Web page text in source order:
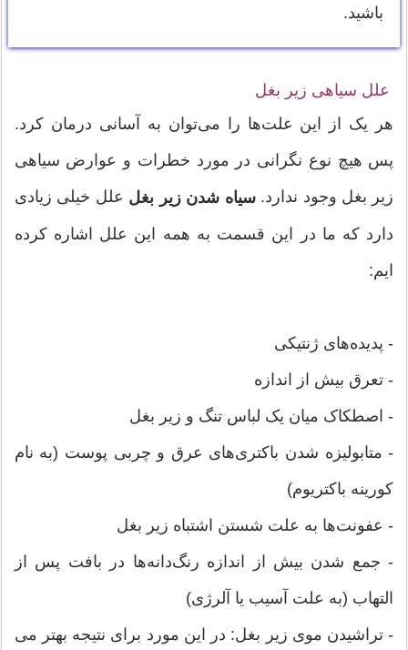
باشید.
علل سیاهی زیر بغل
هر یک از این علت‌ها را می‌توان به آسانی درمان کرد.
پس هیچ نوع نگرانی در مورد خطرات و عوارض سیاهی
زیر بغل وجود ندارد.سیاه شدن زیر بغل علل خیلی زیادی
دارد که ما در این قسمت به همه این علل اشاره کرده
ایم:
- پدیده‌های ژنتیکی
- تعرق بیش از اندازه
- اصطکاک میان یک لباس تنگ و زیر بغل
- متابولیزه شدن باکتری‌های عرق و چربی پوست (به نام
کورینه باکتریوم)
- عفونت‌ها به علت شستن اشتباه زیر بغل
- جمع شدن بیش از اندازه رنگ‌دانه‌ها در بافت پس از
التهاب (به علت آسیب یا آلرژی)
- تراشیدن موی زیر بغل: در این مورد برای نتیجه بهتر می